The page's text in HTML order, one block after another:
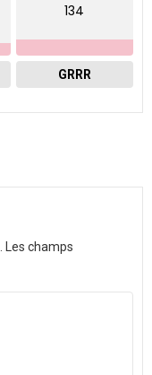
134
GRRR
Les champs